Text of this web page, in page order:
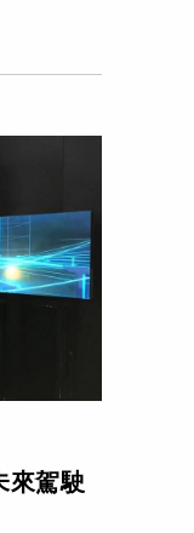
來駕駛